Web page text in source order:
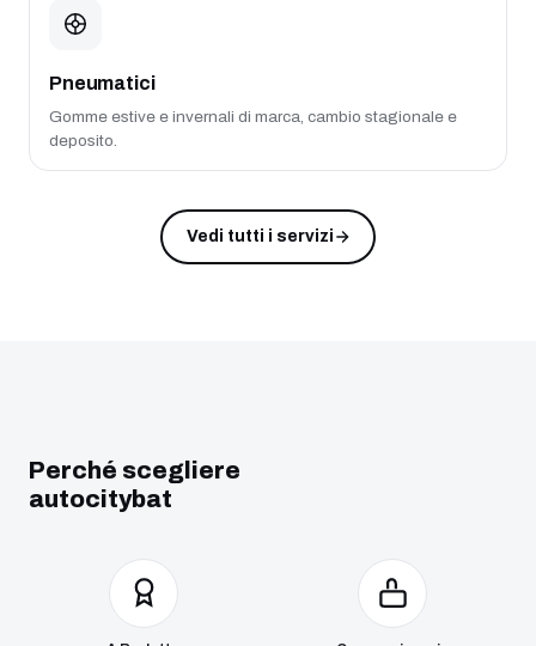
Pneumatici
Gomme estive e invernali di marca, cambio stagionale e
deposito.
Vedi tutti i servizi
Perché scegliere
autocitybat